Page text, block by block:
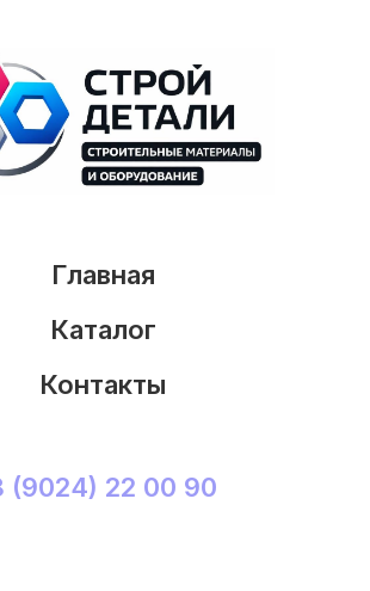
Главная
Каталог
Контакты
(9024) 22 00 90